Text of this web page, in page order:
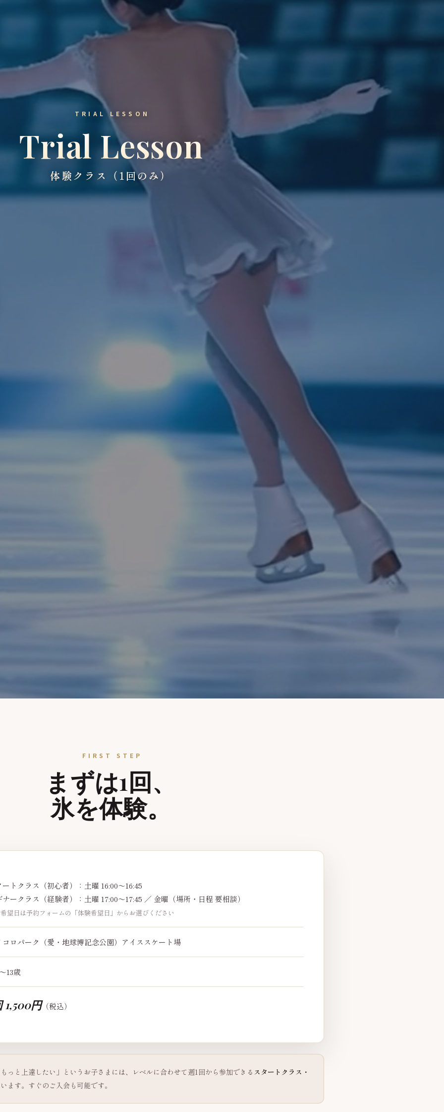
TRIAL LESSON
Trial Lesson
体験クラス（1回のみ）
FIRST STEP
まずは1回、
氷を体験。
ートクラス（初心者）：土曜 16:00〜16:45
ナークラス（経験者）：土曜 17:00〜17:45 ／ 金曜（場所・日程 要相談）
望日は予約フォームの「体験希望日」からお選びください
コロパーク（愛・地球博記念公園）アイススケート場
13歳
1,500円（税込）
っと上達したい」というお子さまには、レベルに合わせて週1回から参加できる スタートクラス・
ます。すぐのご入会も可能です。